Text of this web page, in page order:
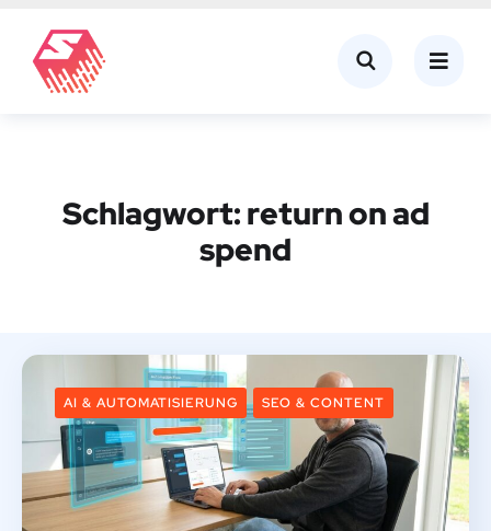
Schlagwort:return on ad
spend
AI & AUTOMATISIERUNG SEO & CONTENT